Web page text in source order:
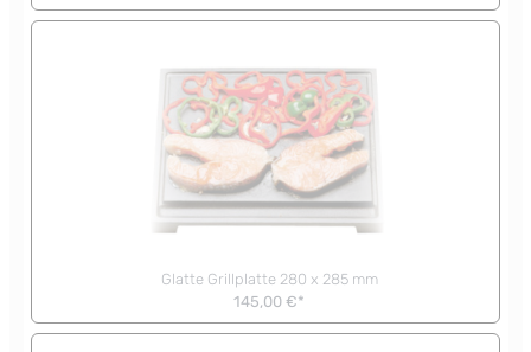
Glatte Grillplatte 280 x 285 mm
145,00 €*